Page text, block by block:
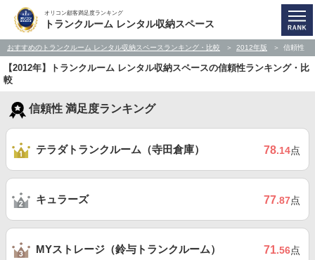
オリコン顧客満足度ランキング
トランクルーム レンタル収納スペース
おすすめのトランクルーム レンタル収納スペースランキング・比較 2012年版 信頼性
【2012年】トランクルーム レンタル収納スペースの信頼性ランキング・比
較
信頼性 満足度ランキング
テラダトランクルーム（寺田倉庫） 78.14点
キュラーズ 77.87点
MYストレージ（鈴与トランクルーム） 71.56点